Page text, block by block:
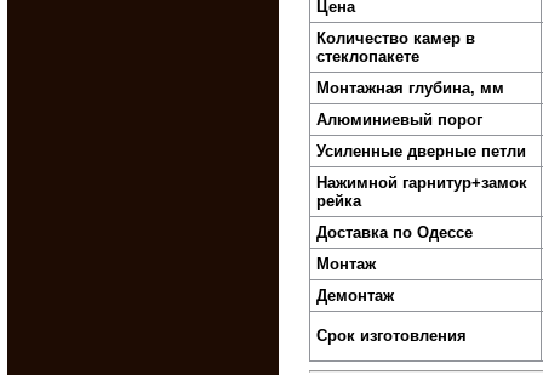
Цена
Количество камер в
стеклопакете
Монтажная глубина, мм
Алюминиевый порог
Усиленные дверные петли
Нажимной гарнитур+замок
рейка
Доставка по Одессе
Монтаж
Демонтаж
Срок изготовления